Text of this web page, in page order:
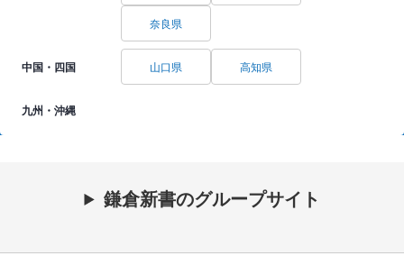
奈良県
中国・四国 山口県 高知県
九州・沖縄
鎌倉新書のグループサイト